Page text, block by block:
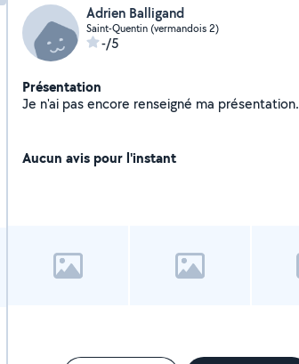
Adrien Balligand
Saint-Quentin (vermandois 2)
-/5
Présentation
Je n'ai pas encore renseigné ma présentation.
Aucun avis pour l'instant